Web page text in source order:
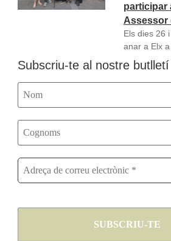
participar
Els dies 26
anar a Elx
Subscriu-te al nostre butlletí